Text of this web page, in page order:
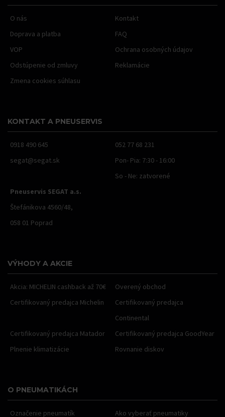
O nás
Kontakt
Doprava a platba
FAQ
VOP
Ochrana osobných údajov
Odstúpenie od zmluvy
Reklamácie
Zmena cookies súhlasu
KONTAKT A PNEUSERVIS
0918 490 645
052 77 68 231
segat@segat.sk
Pon- Pia: 7:30 - 16:00
So - Ne: zatvorené
Pneuservis SEGAT a.s.
Štefánikova 4560/48,
058 01 Poprad
VÝHODY A AKCIE
Akcia: MICHELIN cashback až 70€
Overený obchod
Certifikovaný predajca Michelin
Certifikovaný predajca
Continental
Certifikovaný predajca Matador
Certifikovaný predajca GoodYear
Plnenie klimatizácie
Rovnanie diskov
O PNEUMATIKÁCH
Označenie pneumatík Ako vyberať pneumatiky